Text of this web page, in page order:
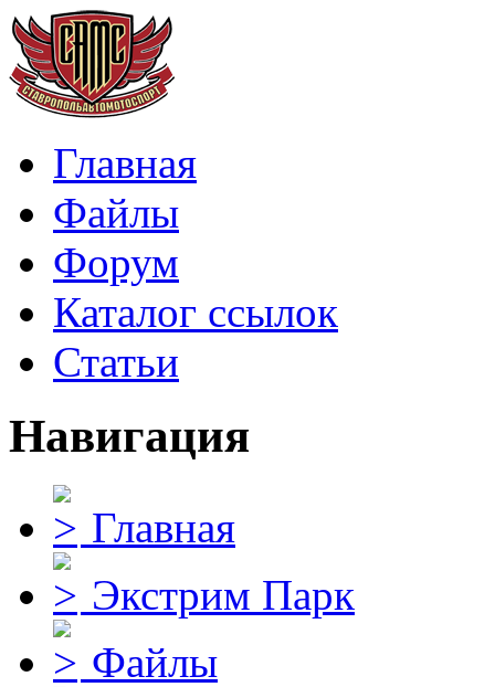
Главная
Файлы
Форум
Каталог ссылок
Статьи
Навигация
Главная
Экстрим Парк
Файлы